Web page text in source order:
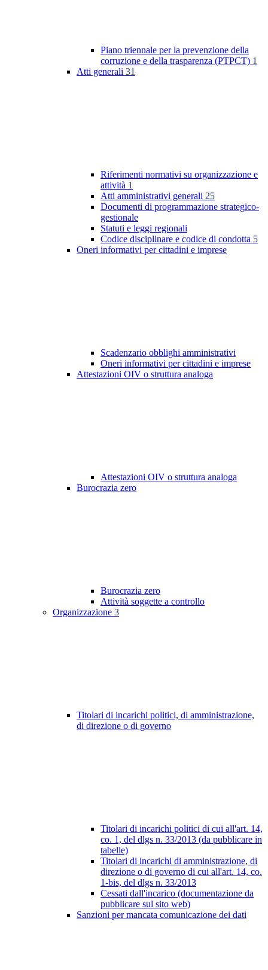
Piano triennale per la prevenzione della
corruzione e della trasparenza (PTPCT) 1
Atti generali 31
Riferimenti normativi su organizzazione e
attività 1
Atti amministrativi generali 25
Documenti di programmazione strategico-
gestionale
Statuti e leggi regionali
Codice disciplinare e codice di condotta 5
Oneri informativi per cittadini e imprese
Scadenzario obblighi amministrativi
Oneri informativi per cittadini e imprese
Attestazioni OIV o struttura analoga
Attestazioni OIV o struttura analoga
Burocrazia zero
Burocrazia zero
Attività soggette a controllo
Organizzazione 3
Titolari di incarichi politici, di amministrazione,
di direzione o di governo
Titolari di incarichi politici di cui all'art. 14,
co. 1, del dlgs n. 33/2013 (da pubblicare in
tabelle)
Titolari di incarichi di amministrazione, di
direzione o di governo di cui all'art. 14, co.
1-bis, del dlgs n. 33/2013
Cessati dall'incarico (documentazione da
pubblicare sul sito web)
Sanzioni per mancata comunicazione dei dati